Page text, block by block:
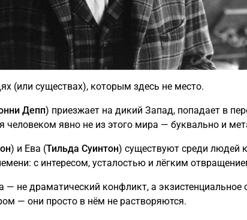
(или существах), которым здесь не место.
Депп) приезжает на дикий Запад, попадает в
человеком явно не из этого мира — буквально и
) и Ева (Тильда Суинтон) существуют среди людей
с интересом, усталостью и лёгким
не драматический конфликт, а экзистенциальное
— они просто в нём не растворяются.